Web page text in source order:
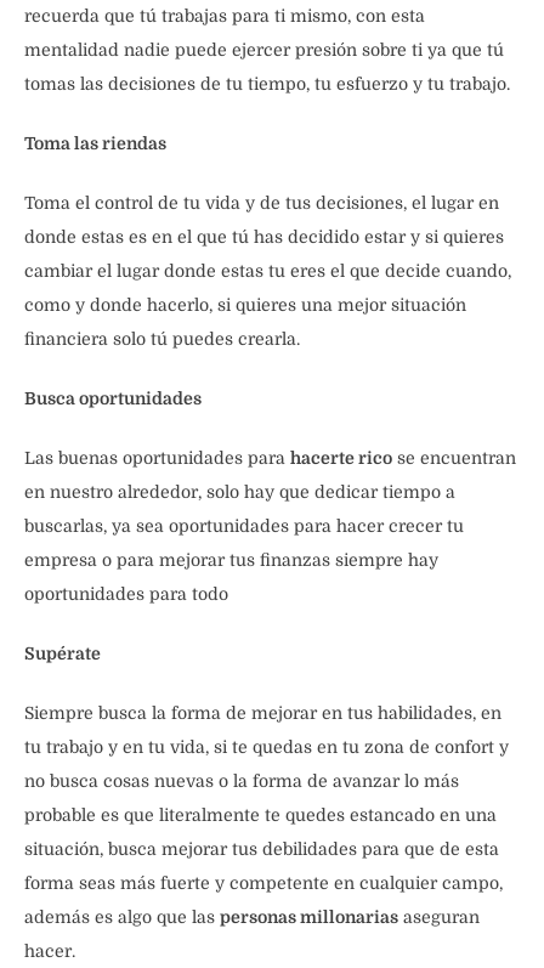
recuerda que tú trabajas para ti mismo, con esta
mentalidad nadie puede ejercer presión sobre ti ya que tú
tomas las decisiones de tu tiempo, tu esfuerzo y tu trabajo.
Toma las riendas
Toma el control de tu vida y de tus decisiones, el lugar en
donde estas es en el que tú has decidido estar y si quieres
cambiar el lugar donde estas tu eres el que decide cuando,
como y donde hacerlo, si quieres una mejor situación
financiera solo tú puedes crearla.
Busca oportunidades
Las buenas oportunidades para hacerte rico se encuentran
en nuestro alrededor, solo hay que dedicar tiempo a
buscarlas, ya sea oportunidades para hacer crecer tu
empresa o para mejorar tus finanzas siempre hay
oportunidades para todo
Supérate
Siempre busca la forma de mejorar en tus habilidades, en
tu trabajo y en tu vida, si te quedas en tu zona de confort y
no busca cosas nuevas o la forma de avanzar lo más
probable es que literalmente te quedes estancado en una
situación, busca mejorar tus debilidades para que de esta
forma seas más fuerte y competente en cualquier campo,
además es algo que las personas millonarias aseguran
hacer.